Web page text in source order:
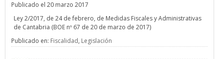
Publicado el 20 marzo 2017
Ley 2/2017, de 24 de febrero, de Medidas Fiscales y Administrativas
de Cantabria (BOE nº 67 de 20 de marzo de 2017)
Publicado en: Fiscalidad, Legislación